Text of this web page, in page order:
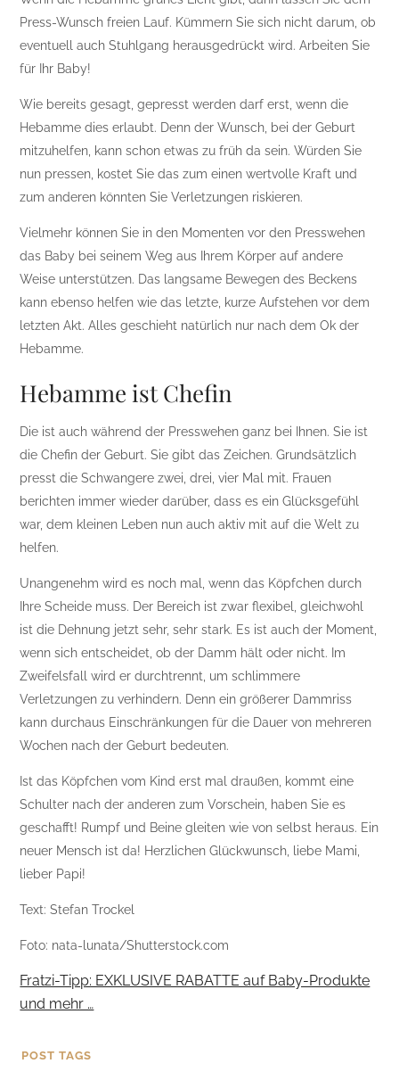
Press-Wunsch freien Lauf. Kümmern Sie sich nicht darum, ob
eventuell auch Stuhlgang herausgedrückt wird. Arbeiten Sie
für Ihr Baby!
Wie bereits gesagt, gepresst werden darf erst, wenn die
Hebamme dies erlaubt. Denn der Wunsch, bei der Geburt
mitzuhelfen, kann schon etwas zu früh da sein. Würden Sie
nun pressen, kostet Sie das zum einen wertvolle Kraft und
zum anderen könnten Sie Verletzungen riskieren.
Vielmehr können Sie in den Momenten vor den Presswehen
das Baby bei seinem Weg aus Ihrem Körper auf andere
Weise unterstützen. Das langsame Bewegen des Beckens
kann ebenso helfen wie das letzte, kurze Aufstehen vor dem
letzten Akt. Alles geschieht natürlich nur nach dem Ok der
Hebamme.
Hebamme ist Chefin
Die ist auch während der Presswehen ganz bei Ihnen. Sie ist
die Chefin der Geburt. Sie gibt das Zeichen. Grundsätzlich
presst die Schwangere zwei, drei, vier Mal mit. Frauen
berichten immer wieder darüber, dass es ein Glücksgefühl
war, dem kleinen Leben nun auch aktiv mit auf die Welt zu
helfen.
Unangenehm wird es noch mal, wenn das Köpfchen durch
Ihre Scheide muss. Der Bereich ist zwar flexibel, gleichwohl
ist die Dehnung jetzt sehr, sehr stark. Es ist auch der Moment,
wenn sich entscheidet, ob der Damm hält oder nicht. Im
Zweifelsfall wird er durchtrennt, um schlimmere
Verletzungen zu verhindern. Denn ein größerer Dammriss
kann durchaus Einschränkungen für die Dauer von mehreren
Wochen nach der Geburt bedeuten.
Ist das Köpfchen vom Kind erst mal draußen, kommt eine
Schulter nach der anderen zum Vorschein, haben Sie es
geschafft! Rumpf und Beine gleiten wie von selbst heraus. Ein
neuer Mensch ist da! Herzlichen Glückwunsch, liebe Mami,
lieber Papi!
Text: Stefan Trockel
Foto: nata-lunata/Shutterstock.com
Fratzi-Tipp: EXKLUSIVE RABATTE auf Baby-Produkte
und mehr …
POST TAGS